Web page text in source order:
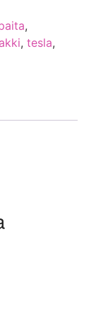
,
, tesla,